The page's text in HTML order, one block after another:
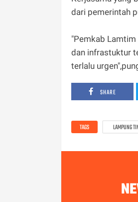
dari pemerintah
"Pemkab
dan infrastuktur
terlalu
SHARE
TAGS LAMPUNG